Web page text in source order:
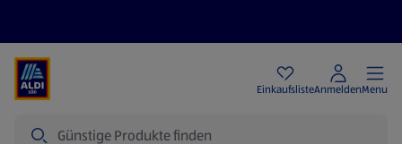
EinkaufslisteAnmeldenMenu